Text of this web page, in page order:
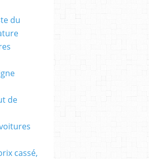
du
de
cassé,